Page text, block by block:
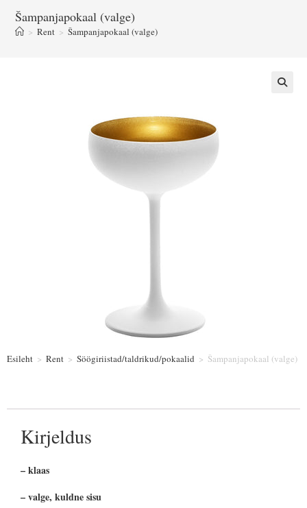
Šampanjapokaal (valge)
> Rent > Šampanjapokaal (valge)
Esileht > Rent > Söögiriistad/taldrikud/pokaalid > Šampanjapokaal (valge)
Kirjeldus
– klaas
– valge, kuldne sisu